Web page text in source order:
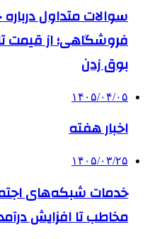
سوالات متداول
فروشگاهی؛ از قیمت
بوق زدن
۱۴۰۵/۰۴/۰۵
اخبار هفته
۱۴۰۵/۰۳/۲۵
مخاطب تا افزایش